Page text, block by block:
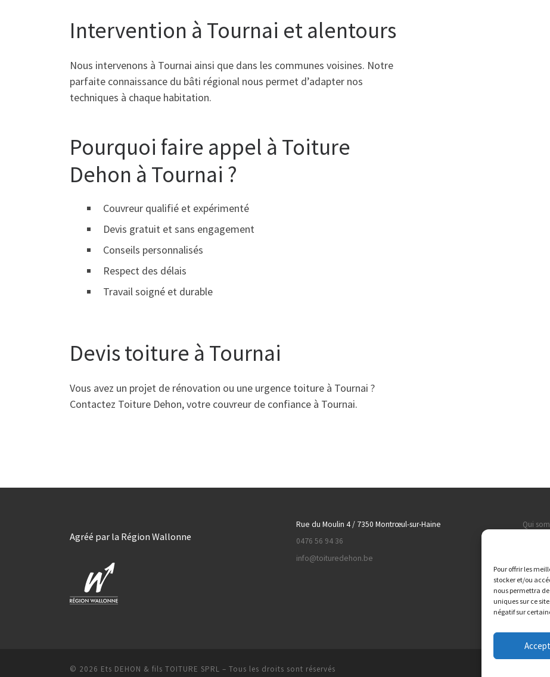
Pour offrir les
stocker et/ou
nous permettra
uniques sur ce
négatif sur
Intervention à Tournai et alentours
Nous intervenons à Tournai ainsi que dans les communes voisines. Notre
parfaite connaissance du bâti régional nous permet d’adapter nos
techniques à chaque habitation.
Pourquoi faire appel à Toiture
Dehon à Tournai ?
Couvreur qualifié et expérimenté
Devis gratuit et sans engagement
Conseils personnalisés
Respect des délais
Travail soigné et durable
Devis toiture à Tournai
Vous avez un projet de rénovation ou une urgence toiture à Tournai ?
Contactez Toiture Dehon, votre couvreur de confiance à Tournai.
Agréé par la Région Wallonne
Rue du Moulin 4 / 7350 Montrœul-sur-Haine
0476 56 94 36
info@toituredehon.be
Qui
Contact
© 2026 Ets DEHON & fils TOITURE SPRL – Tous les droits sont réservés